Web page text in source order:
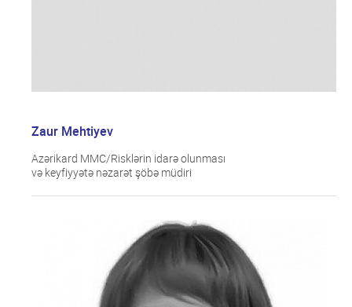
Zaur Mehtiyev
Azərikard MMC/Risklərin idarə olunması
və keyfiyyətə nəzarət şöbə müdiri